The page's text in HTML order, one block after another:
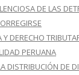
DE LAS
DERECHO
PERUANA
DISTRIBUCIÓN DE